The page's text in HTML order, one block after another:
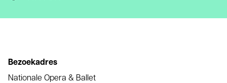
Bezoekadres
Nationale Opera & Ballet